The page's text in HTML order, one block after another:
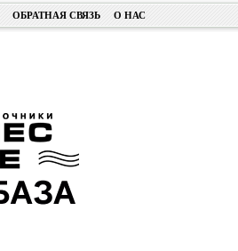
ОБРАТНАЯ СВЯЗЬ О НАС